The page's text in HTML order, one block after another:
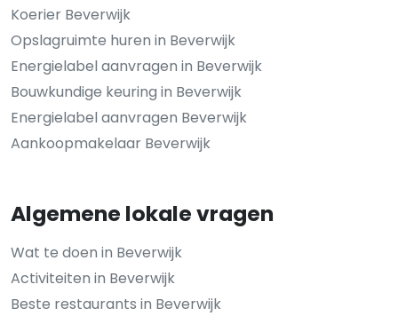
Koerier Beverwijk
Opslagruimte huren in Beverwijk
Energielabel aanvragen in Beverwijk
Bouwkundige keuring in Beverwijk
Energielabel aanvragen Beverwijk
Aankoopmakelaar Beverwijk
Algemene lokale vragen
Wat te doen in Beverwijk
Activiteiten in Beverwijk
Beste restaurants in Beverwijk